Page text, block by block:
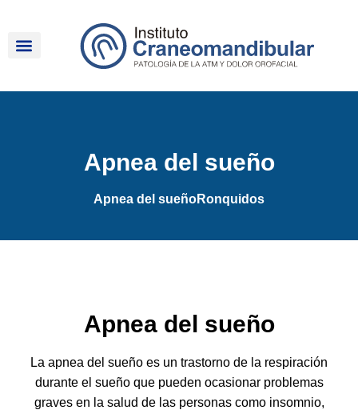
contenido
Apnea del sueño
Apnea del sueñoRonquidos
Apnea del sueño
La apnea del sueño es un trastorno de la respiración
durante el sueño que pueden ocasionar problemas
graves en la salud de las personas como insomnio,